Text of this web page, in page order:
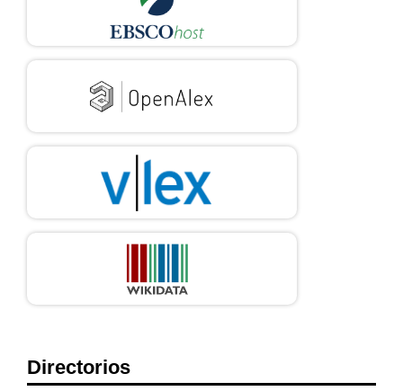
Directorios